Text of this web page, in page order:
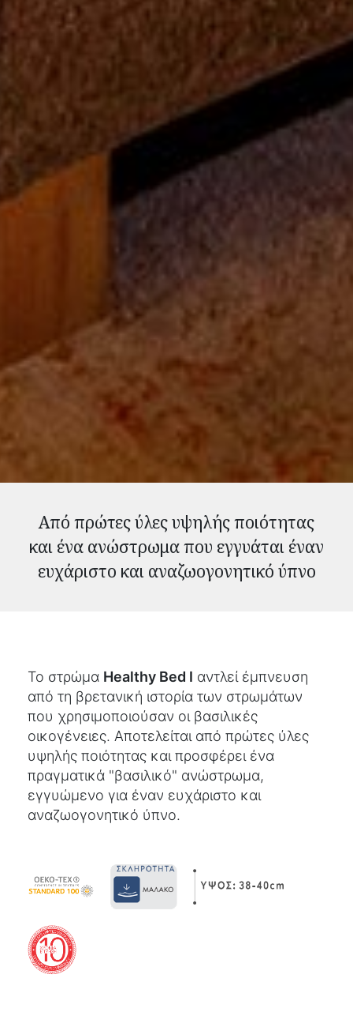
Από πρώτες ύλες υψηλής ποιότητας
και ένα ανώστρωμα που εγγυάται έναν
ευχάριστο και αναζωογονητικό ύπνο
Το στρώμα Healthy Bed I αντλεί έμπνευση
από τη βρετανική ιστορία των στρωμάτων
που χρησιμοποιούσαν οι βασιλικές
οικογένειες. Αποτελείται από πρώτες ύλες
υψηλής ποιότητας και προσφέρει ένα
πραγματικά "βασιλικό" ανώστρωμα,
εγγυώμενο για έναν ευχάριστο και
αναζωογονητικό ύπνο.